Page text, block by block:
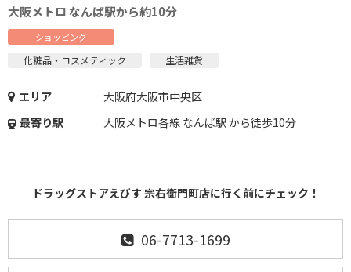
大阪メトロ なんば駅から約10分
ショッピング
化粧品・コスメティック 生活雑貨
エリア
大阪府大阪市中央区
最寄り駅
大阪メトロ各線 なんば駅 から徒歩10分
ドラッグストアえびす 宗右衛門町店に行く前にチェック！
06-7713-1699